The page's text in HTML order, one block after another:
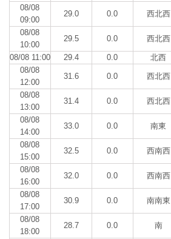
08/08
09:00
29.0 0.0 西北西
08/08
10:00
29.5 0.0 西北西
08/08 11:00 29.4 0.0 北西
08/08
12:00
31.6 0.0 西北西
08/08
13:00
31.4 0.0 西北西
08/08
14:00
33.0 0.0 南東
08/08
15:00
32.5 0.0 西南西
08/08
16:00
32.0 0.0 西南西
08/08
17:00
30.9 0.0 南南東
08/08
18:00
28.7 0.0 南